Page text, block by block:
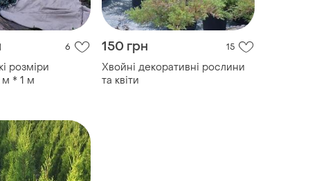
6
розміри
м * 1 м
150 грн 15
Хвойні декоративні рослини
та квіти